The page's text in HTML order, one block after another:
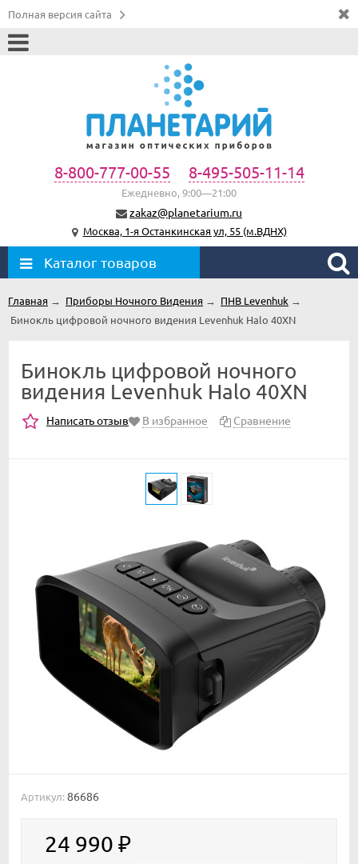
Полная версия сайта
8-800-777-00-55 8-495-505-11-14
Ежедневно, 9:00—21:00
zakaz@planetarium.ru
Москва, 1-я Останкинская ул, 55 (м.ВДНХ)
Каталог товаров
Главная → Приборы Ночного Видения → ПНВ Levenhuk →
Бинокль цифровой ночного видения Levenhuk Halo 40XN
Бинокль цифровой ночного
видения Levenhuk Halo 40XN
Написать отзыв В избранное Сравнение
Артикул: 86686
24 990 ₽